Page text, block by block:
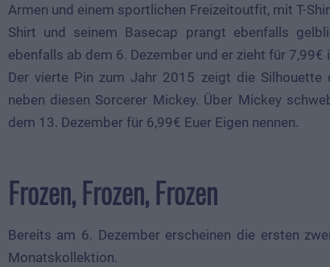
Armen und einem sportlichen Freizeitoutfit, mit T-
Shirt und seinem Basecap prangt ebenfalls
ebenfalls ab dem 6. Dezember und er zieht für 7,99€
Der vierte Pin zum Jahr 2015 zeigt die
neben diesen Sorcerer Mickey. Über Mickey
dem 13. Dezember für 6,99€ Euer Eigen nennen.
Frozen, Frozen, Frozen
Bereits am 6. Dezember erscheinen die ersten
Monatskollektion.